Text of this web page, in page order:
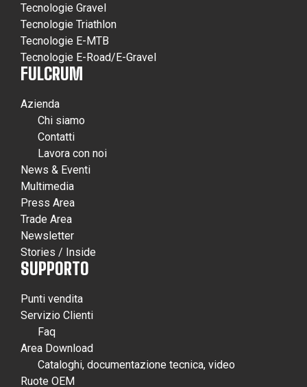
Tecnologie Gravel
Tecnologie Triathlon
Tecnologie E-MTB
Tecnologie E-Road/E-Gravel
FULCRUM
Azienda
Chi siamo
Contatti
Lavora con noi
News & Eventi
Multimedia
Press Area
Trade Area
Newsletter
Stories / Inside
SUPPORTO
Punti vendita
Servizio Clienti
Faq
Area Download
Cataloghi, documentazione tecnica, video
Ruote OEM